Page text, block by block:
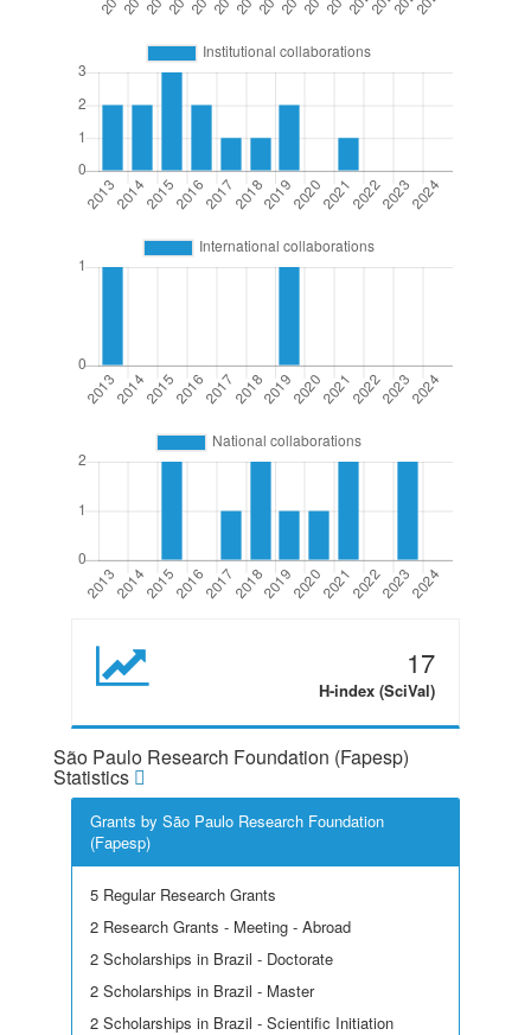
17
H-index (SciVal)
São Paulo Research Foundation (Fapesp)
Statistics
Grants by São Paulo Research Foundation
(Fapesp)
5 Regular Research Grants
2 Research Grants - Meeting - Abroad
2 Scholarships in Brazil - Doctorate
2 Scholarships in Brazil - Master
2 Scholarships in Brazil - Scientific Initiation